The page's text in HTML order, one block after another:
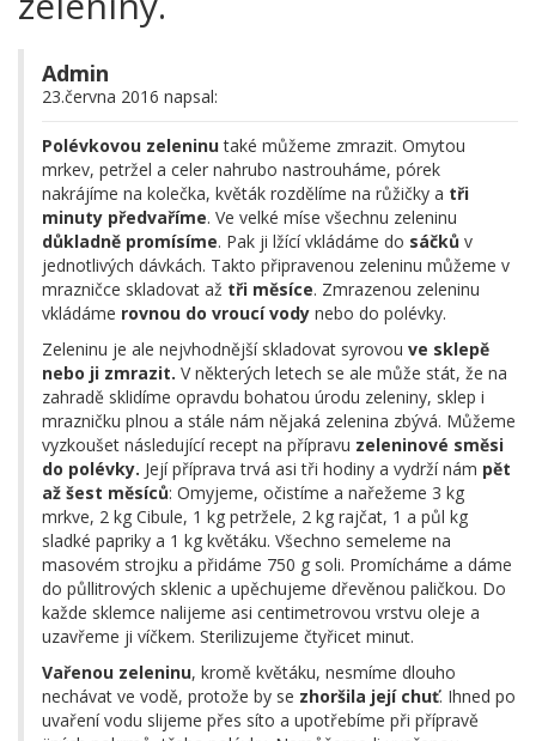
Admin
23.června 2016 napsal:
Polévkovou zeleninutaké můžeme zmrazit. Omytou
mrkev, petržel a celer nahrubo nastrouháme, pórek
nakrájíme na kolečka, květák rozdělíme na růžičky a tři
minuty předvaříme. Ve velké míse všechnu zeleninu
důkladně promísíme. Pak ji lžící vkládáme do sáčků v
jednotlivých dávkách. Takto připravenou zeleninu můžeme v
mrazničce skladovat až tři měsíce. Zmrazenou zeleninu
vkládáme rovnou do vroucí vody nebo do polévky.
Zeleninu je ale nejvhodnější skladovat syrovou ve sklepě
nebo ji zmrazit. V některých letech se ale může stát, že na
zahradě sklidíme opravdu bohatou úrodu zeleniny, sklep i
mrazničku plnou a stále nám nějaká zelenina zbývá. Můžeme
vyzkoušet následující recept na přípravu zeleninové směsi
do polévky. Její příprava trvá asi tři hodiny a vydrží nám pět
až šest měsíců: Omyjeme, očistíme a nařežeme 3 kg
mrkve, 2 kg Cibule, 1 kg petržele, 2 kg rajčat, 1 a půl kg
sladké papriky a 1 kg květáku. Všechno semeleme na
masovém strojku a přidáme 750 g soli. Promícháme a dáme
do půllitrových sklenic a upěchujeme dřevěnou paličkou. Do
každe sklemce nalijeme asi centimetrovou vrstvu oleje a
uzavřeme ji víčkem. Sterilizujeme čtyřicet minut.
Vařenou zeleninu, kromě květáku, nesmíme dlouho
nechávat ve vodě, protože by se zhoršila její chuť. Ihned po
uvaření vodu slijeme přes síto a upotřebíme při přípravě